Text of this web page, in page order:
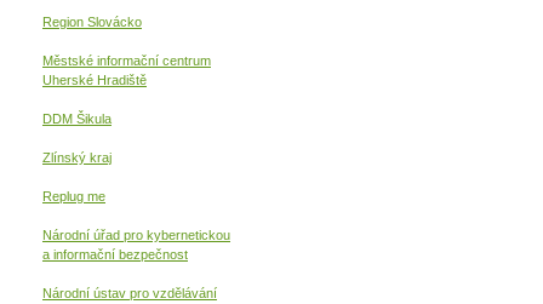
Region Slovácko
Městské informační centrum
Uherské Hradiště
DDM Šikula
Zlínský kraj
Replug me
Národní úřad pro kybernetickou
a informační bezpečnost
Národní ústav pro vzdělávání